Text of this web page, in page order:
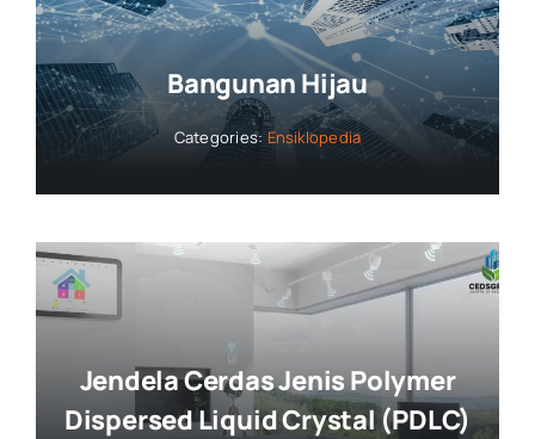
Bangunan Hijau
Categories:Ensiklopedia
Jendela Cerdas Jenis Polymer
Dispersed Liquid Crystal (PDLC)